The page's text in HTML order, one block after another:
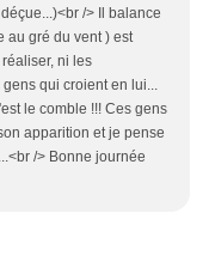
/> Il balance
au gré du vent ) est
ni les
qui croient en lui...
le comble !!! Ces gens
apparition et je pense
/> Bonne journée